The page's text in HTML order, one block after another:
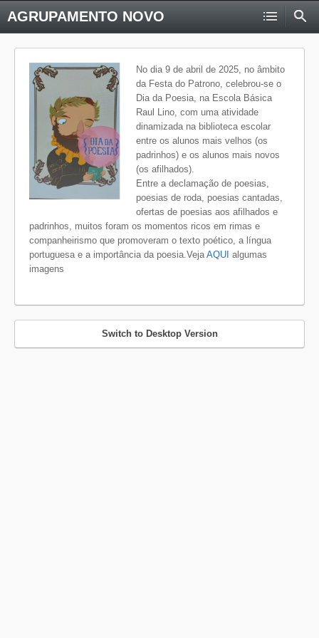
AGRUPAMENTO NOVO
No dia 9 de abril de 2025, no âmbito
da Festa do Patrono, celebrou-se o
Dia da Poesia, na Escola Básica
Raul Lino, com uma atividade
dinamizada na biblioteca escolar
entre os alunos mais velhos (os
padrinhos) e os alunos mais novos
(os afilhados).
Entre a declamação de poesias,
poesias de roda, poesias cantadas,
ofertas de poesias aos afilhados e
padrinhos, muitos foram os momentos ricos em rimas e
companheirismo que promoveram o texto poético, a língua
portuguesa e a importância da poesia.VejaAQUI algumas
imagens
Switch to Desktop Version